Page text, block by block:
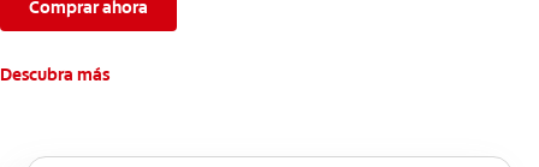
Comprar ahora
Descubra más